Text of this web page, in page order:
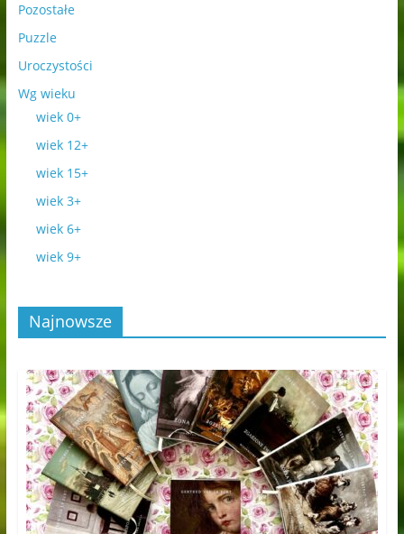
Pozostałe
Puzzle
Uroczystości
Wg wieku
wiek 0+
wiek 12+
wiek 15+
wiek 3+
wiek 6+
wiek 9+
Najnowsze